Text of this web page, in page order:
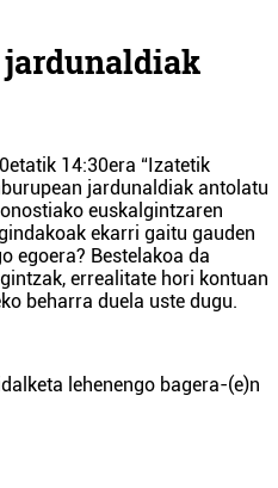
14:30era “Izatetik
jardunaldiak antolatu
euskalgintzaren
ekarri gaitu gauden
egoera? Bestelakoa da
errealitate hori kontuan
beharra duela uste dugu.
lehenengo bagera-(e)n